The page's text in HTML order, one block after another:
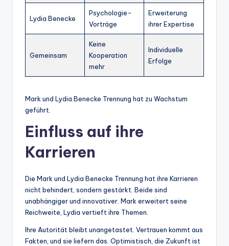
Lydia Benecke
Psychologie-
Vorträge
Erweiterung
ihrer Expertise
Gemeinsam
Keine
Kooperation
mehr
Individuelle
Erfolge
Mark und Lydia Benecke Trennung hat zu Wachstum
geführt.
Einfluss auf ihre
Karrieren
Die Mark und Lydia Benecke Trennung hat ihre Karrieren
nicht behindert, sondern gestärkt. Beide sind
unabhängiger und innovativer. Mark erweitert seine
Reichweite, Lydia vertieft ihre Themen.
Ihre Autorität bleibt unangetastet. Vertrauen kommt aus
Fakten, und sie liefern das. Optimistisch, die Zukunft ist